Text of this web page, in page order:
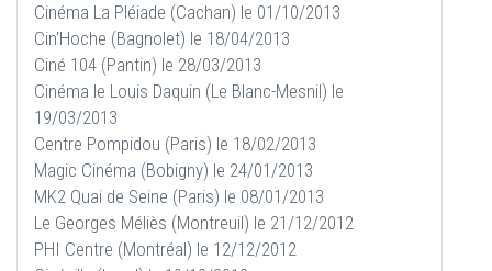
Cinéma La Pléiade (Cachan) le 01/10/2013
Cin'Hoche (Bagnolet) le 18/04/2013
Ciné 104 (Pantin) le 28/03/2013
Cinéma le Louis Daquin (Le Blanc-Mesnil) le
19/03/2013
Centre Pompidou (Paris) le 18/02/2013
Magic Cinéma (Bobigny) le 24/01/2013
MK2 Quai de Seine (Paris) le 08/01/2013
Le Georges Méliès (Montreuil) le 21/12/2012
PHI Centre (Montréal) le 12/12/2012